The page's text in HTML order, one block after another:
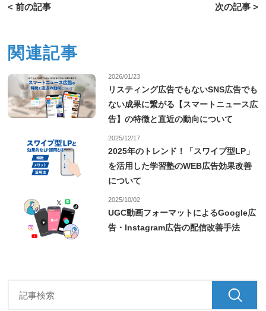
< 前の記事 次の記事 >
関連記事
2026/01/23
リスティング広告でもないSNS広告でも
ない成果に繋がる【スマートニュース広
告】の特徴と直近の動向について
2025/12/17
2025年のトレンド！「スワイプ型LP」
を活用した学習塾のWEB広告効果改善
について
2025/10/02
UGC動画フォーマットによるGoogle広
告・Instagram広告の配信改善手法